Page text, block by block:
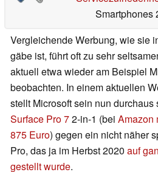
Smartphones
Vergleichende Werbung, wie sie
gäbe ist, führt oft zu sehr
aktuell etwa wieder am Beispiel
beobachten. In einem aktuellen
stellt Microsoft sein nun
Surface Pro 72-in-1 (bei Amazon
875 Euro) gegen ein nicht näher
Pro, das ja im Herbst 2020 auf
gestellt wurde.